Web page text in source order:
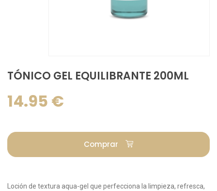
TÓNICO GEL EQUILIBRANTE 200ML
14.95 €
Comprar
Loción de textura aqua-gel que perfecciona la limpieza, refresca,